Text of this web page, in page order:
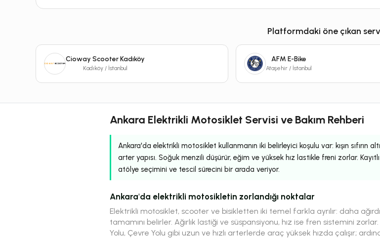
Platformdaki öne çıkan
Cioway Scooter Kadıköy
Kadıköy / İstanbul
AFM E-Bike
Ataşehir / İstanbul
Ankara Elektrikli Motosiklet Servisi ve Bakım Rehberi
Ankara'da elektrikli motosiklet kullanmanın iki belirleyici koşulu var: kışın sıfırın
arter yapısı. Soğuk menzili düşürür, eğim ve yüksek hız lastikle freni zorlar.
atölye seçimini ve tescil sürecini bir arada veriyor.
Ankara'da elektrikli motosikletin zorlandığı noktalar
Elektrikli motosiklet, scooter ve bisikletten iki temel farkla ayrılır: daha
tamamını belirler. Ağırlık lastiği ve süspansiyonu, hız ise fren sistemini
Yolu, Çevre Yolu gibi uzun ve hızlı arterlerde araç yüksek hızda çalışır;